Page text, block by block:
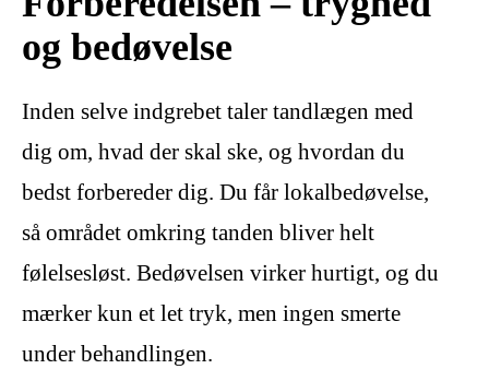
og bedøvelse
Inden selve indgrebet taler tandlægen med
dig om, hvad der skal ske, og hvordan du
bedst forbereder dig. Du får lokalbedøvelse,
så området omkring tanden bliver helt
følelsesløst. Bedøvelsen virker hurtigt, og du
mærker kun et let tryk, men ingen smerte
under behandlingen.